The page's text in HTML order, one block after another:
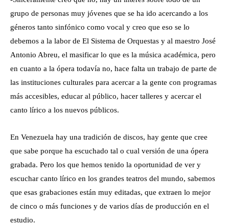
grupo de personas muy jóvenes que se ha ido acercando a los
géneros tanto sinfónico como vocal y creo que eso se lo
debemos a la labor de El Sistema de Orquestas y al maestro José
Antonio Abreu, el masificar lo que es la música académica, pero
en cuanto a la ópera todavía no, hace falta un trabajo de parte de
las instituciones culturales para acercar a la gente con programas
más accesibles, educar al público, hacer talleres y acercar el
canto lírico a los nuevos públicos.
En Venezuela hay una tradición de discos, hay gente que cree
que sabe porque ha escuchado tal o cual versión de una ópera
grabada. Pero los que hemos tenido la oportunidad de ver y
escuchar canto lírico en los grandes teatros del mundo, sabemos
que esas grabaciones están muy editadas, que extraen lo mejor
de cinco o más funciones y de varios días de producción en el
estudio.